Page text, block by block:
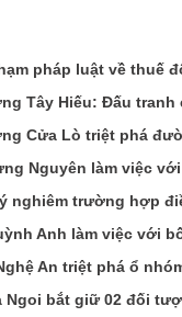
pháp luật về thuế
Tây Hiếu: Đấu
Cửa Lò triệt phá
Nguyên làm việc
nghiêm trường hợp
Anh làm việc với
An triệt phá ổ
Ngoi bắt giữ 02 đối